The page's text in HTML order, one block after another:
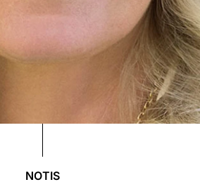
NOTIS